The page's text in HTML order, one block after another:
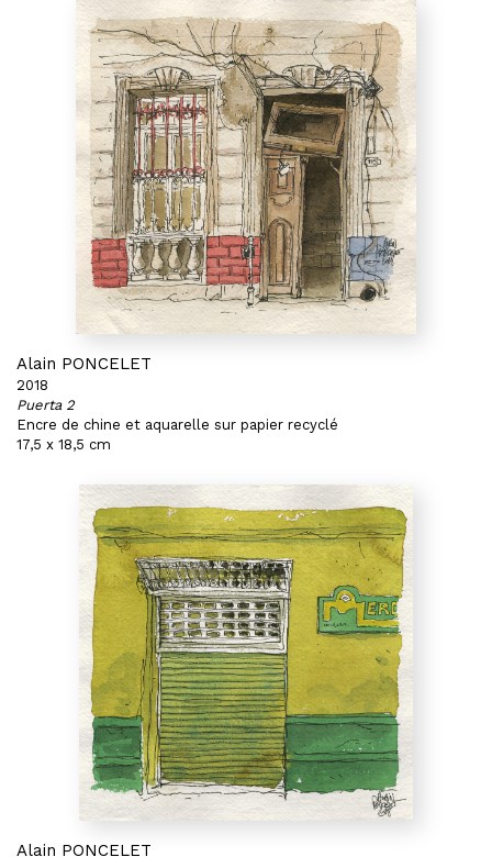
Alain PONCELET
2018
Puerta 2
Encre de chine et aquarelle sur papier recyclé
17,5 x 18,5 cm
Alain PONCELET